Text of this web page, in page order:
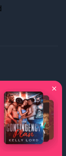
H I
J
U V